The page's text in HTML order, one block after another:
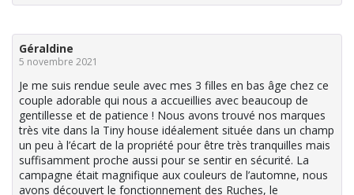
Géraldine
5 novembre 2021
Je me suis rendue seule avec mes 3 filles en bas âge chez ce
couple adorable qui nous a accueillies avec beaucoup de
gentillesse et de patience ! Nous avons trouvé nos marques
très vite dans la Tiny house idéalement située dans un champ
un peu à l’écart de la propriété pour être très tranquilles mais
suffisamment proche aussi pour se sentir en sécurité. La
campagne était magnifique aux couleurs de l’automne, nous
avons découvert le fonctionnement des Ruches, le